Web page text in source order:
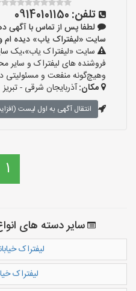
تلفن: 09140101150
لطفا پس از تماس با آگهی
سایت «لیفتراک یاب» دیده ام و کد «آگهی-
سایت «لیفتراک یاب»،یک
فروشنده های لیفتراک و سایر
وهیچ‌گونه منفعت و مسئولیتی
مکان:آذربایجان شرقی - تبریز
انتقال آگهی به اول لیست
1
سایر دسته های
لیفتراک‌
لیفتراک‌